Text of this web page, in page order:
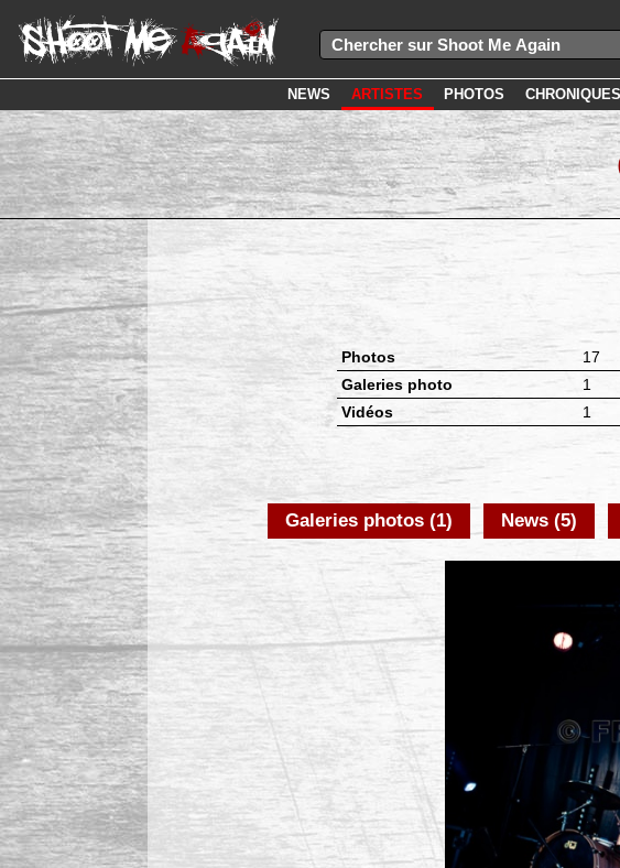
NEWS ARTISTES PHOTOS CHRONIQUES
Photos
17
Galeries photo
1
Vidéos
1
Galeries photos (1) News (5)